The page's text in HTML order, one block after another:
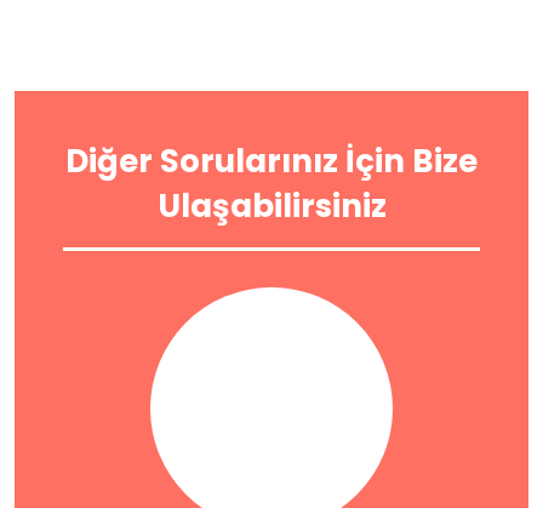
Diğer Sorularınız İçin Bize
Ulaşabilirsiniz